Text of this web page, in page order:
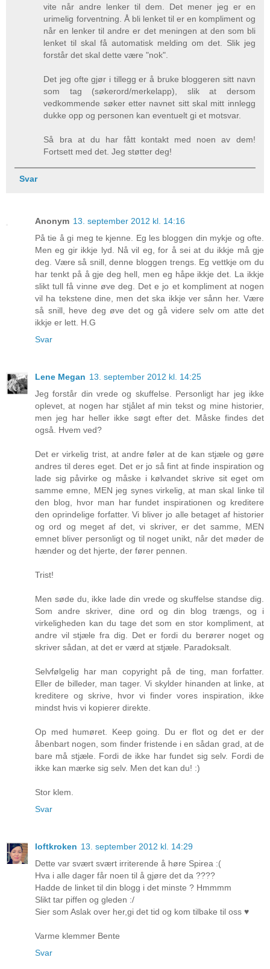
vite når andre lenker til dem. Det mener jeg er en
urimelig forventning. Å bli lenket til er en kompliment og
når en lenker til andre er det meningen at den som bli
lenket til skal få automatisk melding om det. Slik jeg
forstår det skal dette være "nok".
Det jeg ofte gjør i tillegg er å bruke bloggeren sitt navn
som tag (søkerord/merkelapp), slik at dersom
vedkommende søker etter navnet sitt skal mitt innlegg
dukke opp og personen kan eventuelt gi et motsvar.
Så bra at du har fått kontakt med noen av dem!
Fortsett med det. Jeg støtter deg!
Svar
Anonym 13. september 2012 kl. 14:16
På tie å gi meg te kjenne. Eg les bloggen din mykje og ofte.
Men eg gir ikkje lyd. Nå vil eg, for å sei at du ikkje må gje
deg. Være så snill, denne bloggen trengs. Eg vettkje om du
har tenkt på å gje deg hell, men eg håpe ikkje det. La ikkje
slikt tull få vinne øve deg. Det e jo et kompliment at nogen
vil ha tekstene dine, men det ska ikkje ver sånn her. Være
så snill, heve deg øve det og gå videre selv om atte det
ikkje er lett. H.G
Svar
Lene Megan 13. september 2012 kl. 14:25
Jeg forstår din vrede og skuffelse. Personligt har jeg ikke
oplevet, at nogen har stjålet af min tekst og mine historier,
men jeg har heller ikke søgt efter det. Måske findes det
også. Hvem ved?
Det er virkelig trist, at andre føler at de kan stjæle og gøre
andres til deres eget. Det er jo så fint at finde inspiration og
lade sig påvirke og måske i kølvandet skrive sit eget om
samme emne, MEN jeg synes virkelig, at man skal linke til
den blog, hvor man har fundet inspirationen og kreditere
den oprindelige forfatter. Vi bliver jo alle betaget af historier
og ord og meget af det, vi skriver, er det samme, MEN
emnet bliver personligt og til noget unikt, når det møder de
hænder og det hjerte, der fører pennen.
Trist!
Men søde du, ikke lade din vrede og skuffelse standse dig.
Som andre skriver, dine ord og din blog trængs, og i
virkeligheden kan du tage det som en stor kompliment, at
andre vil stjæle fra dig. Det er fordi du berører noget og
skriver sådan, at det er værd at stjæle. Paradoksalt.
Selvfølgelig har man copyright på de ting, man forfatter.
Eller de billeder, man tager. Vi skylder hinanden at linke, at
kreditere og skrive, hvor vi finder vores inspiration, ikke
mindst hvis vi kopierer direkte.
Op med humøret. Keep going. Du er flot og det er der
åbenbart nogen, som finder fristende i en sådan grad, at de
bare må stjæle. Fordi de ikke har fundet sig selv. Fordi de
ikke kan mærke sig selv. Men det kan du! :)
Stor klem.
Svar
loftkroken 13. september 2012 kl. 14:29
Dette var svært svært irriterende å høre Spirea :(
Hva i alle dager får noen til å gjøre det da ????
Hadde de linket til din blogg i det minste ? Hmmmm
Slikt tar piffen og gleden :/
Sier som Aslak over her,gi det tid og kom tilbake til oss ♥
Varme klemmer Bente
Svar